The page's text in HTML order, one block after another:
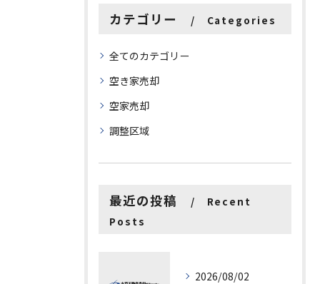
カテゴリー Categories
全てのカテゴリー
空き家売却
空家売却
調整区域
最近の投稿
Recent
Posts
2026/08/02